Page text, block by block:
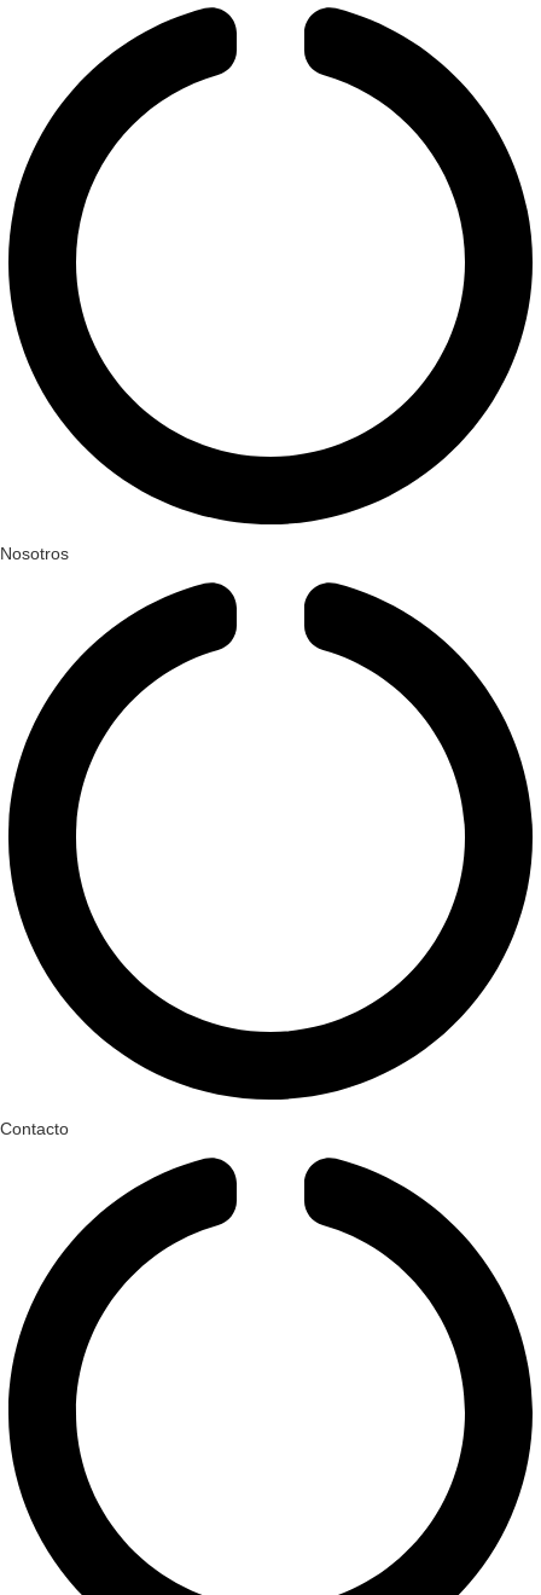
Nosotros
Contacto